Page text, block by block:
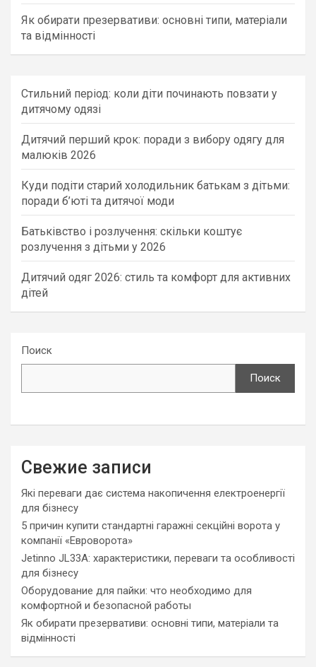
Як обирати презервативи: основні типи, матеріали
та відмінності
Стильний період: коли діти починають повзати у
дитячому одязі
Дитячий перший крок: поради з вибору одягу для
малюків 2026
Куди подіти старий холодильник батькам з дітьми:
поради б’юті та дитячої моди
Батьківство і розлучення: скільки коштує
розлучення з дітьми у 2026
Дитячий одяг 2026: стиль та комфорт для активних
дітей
Поиск
Поиск
Свежие записи
Які переваги дає система накопичення електроенергії
для бізнесу
5 причин купити стандартні гаражні секційні ворота у
компанії «Евроворота»
Jetinno JL33A: характеристики, переваги та особливості
для бізнесу
Оборудование для пайки: что необходимо для
комфортной и безопасной работы
Як обирати презервативи: основні типи, матеріали та
відмінності